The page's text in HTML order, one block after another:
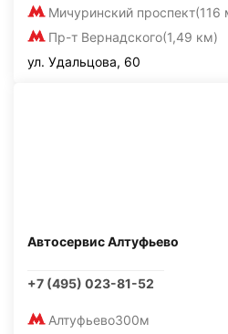
Мичуринский проспект(116
Пр-т Вернадского(1,49 км)
ул. Удальцова, 60
Автосервис Алтуфьево
+7 (495) 023-81-52
Алтуфьево300м